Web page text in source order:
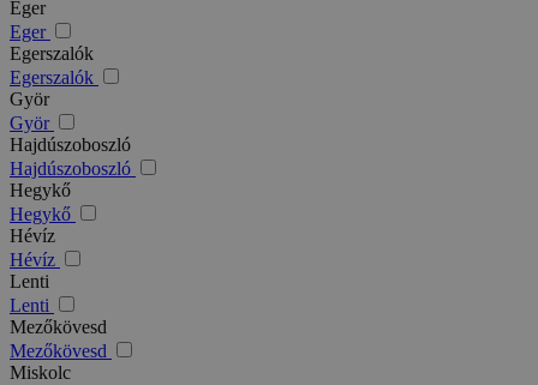
Eger
Eger
Egerszalók
Egerszalók
Györ
Györ
Hajdúszoboszló
Hajdúszoboszló
Hegykő
Hegykő
Hévíz
Hévíz
Lenti
Lenti
Mezőkövesd
Mezőkövesd
Miskolc